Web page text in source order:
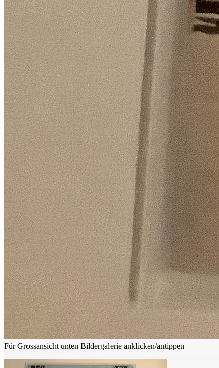
Für Grossansicht unten Bildergalerie anklicken/antippen